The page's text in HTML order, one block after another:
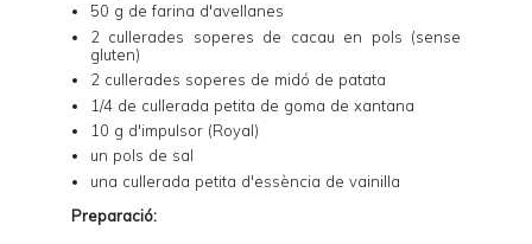
50 g de farina d'avellanes
2 cullerades soperes de cacau en pols (sense
gluten)
2 cullerades soperes de midó de patata
1/4 de cullerada petita de goma de xantana
10 g d'impulsor (Royal)
un pols de sal
una cullerada petita d'essència de vainilla
Preparació: